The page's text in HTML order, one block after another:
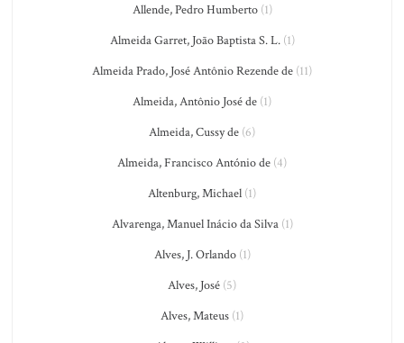
Allende, Pedro Humberto(1)
Almeida Garret, João Baptista S. L.(1)
Almeida Prado, José Antônio Rezende de (11)
Almeida, Antônio José de (1)
Almeida, Cussy de (6)
Almeida, Francisco António de (4)
Altenburg, Michael (1)
Alvarenga, Manuel Inácio da Silva(1)
Alves, J. Orlando(1)
Alves, José (5)
Alves, Mateus (1)